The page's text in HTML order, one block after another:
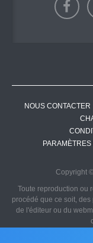
NOUS CONTACTER
Copyright
Toute reproduction ou
procédé que ce soit,
de l'éditeur ou du